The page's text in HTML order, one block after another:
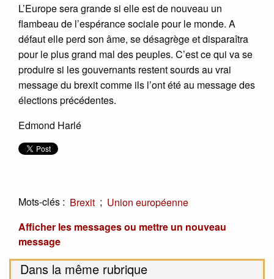
L’Europe sera grande si elle est de nouveau un
flambeau de l’espérance sociale pour le monde. A
défaut elle perd son âme, se désagrège et disparaîtra
pour le plus grand mal des peuples. C’est ce qui va se
produire si les gouvernants restent sourds au vrai
message du brexit comme ils l’ont été au message des
élections précédentes.
Edmond Harlé
Mots-clés : Brexit ; Union européenne
Afficher les messages ou mettre un nouveau
message
Dans la même rubrique